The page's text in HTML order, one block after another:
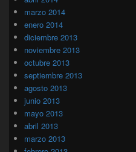
marzo 2014
enero 2014
diciembre 2013
noviembre 2013
octubre 2013
septiembre 2013
agosto 2013
junio 2013
mayo 2013
abril 2013
marzo 2013